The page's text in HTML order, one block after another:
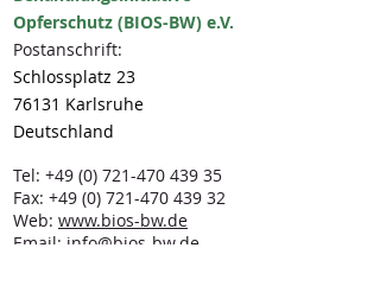
gewinnen.
rechtlich vorgeschrieben und eine
gute Möglichkeit, das Vertrauen
deiner Kunden zu gewinnen.
Opferschutz (BIOS-BW) e.V.
Postanschrift:
Schlossplatz 23
76131 Karlsruhe
Deutschland
Tel: +49 (0) 721-470 439 35
Fax: +49 (0) 721-470 439 32
Web: www.bios-bw.de
Email: info@bios-bw.de